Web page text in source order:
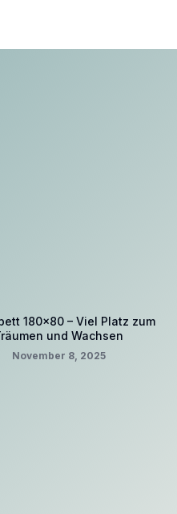
180×80 – Viel Platz zum
und Wachsen
November 8, 2025